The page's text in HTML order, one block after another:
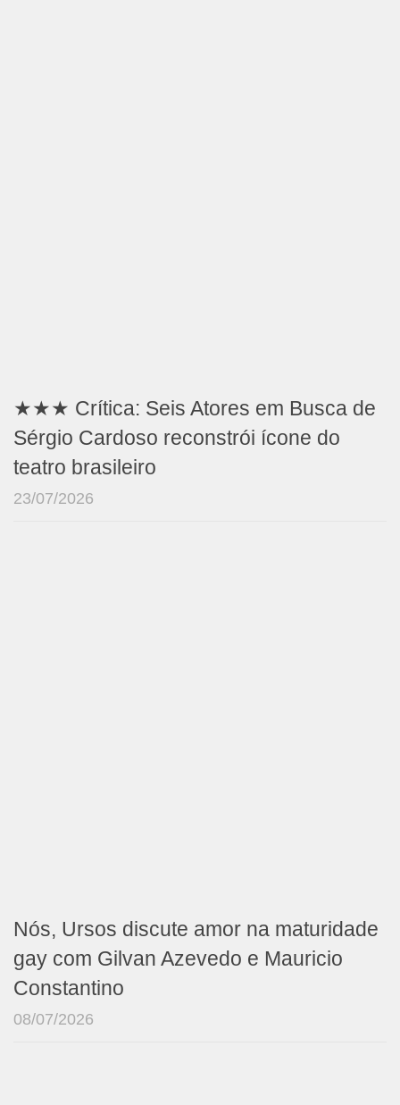
★★★ Crítica: Seis Atores em Busca de
Sérgio Cardoso reconstrói ícone do
teatro brasileiro
23/07/2026
Nós, Ursos discute amor na maturidade
gay com Gilvan Azevedo e Mauricio
Constantino
08/07/2026